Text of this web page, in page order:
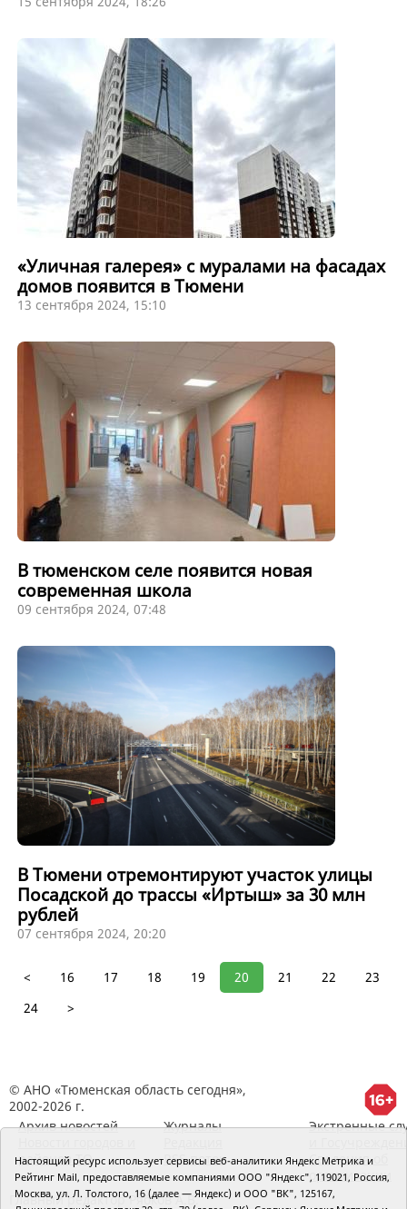
«Уличная галерея» с муралами на фасадах
домов появится в Тюмени
13 сентября 2024, 15:10
В тюменском селе появится новая
современная школа
09 сентября 2024, 07:48
В Тюмени отремонтируют участок улицы
Посадской до трассы «Иртыш» за 30 млн
рублей
07 сентября 2024, 20:20
< 16 17 18 19 20 21 22
23
24
>
© АНО «Тюменская область сегодня»,
2002-2026 г.
Архив новостей
районов ТО
Журналы
RSS поток
Экстренные
Сведения об
организации
Главный редактор Рябков А.В.
Настоящий ресурс использует сервисы веб-аналитики Яндекс Метрика и
Рейтинг Mail, предоставляемые компаниями ООО "Яндекс", 119021, Россия,
Москва, ул. Л. Толстого, 16 (далее — Яндекс) и ООО "ВК", 125167,